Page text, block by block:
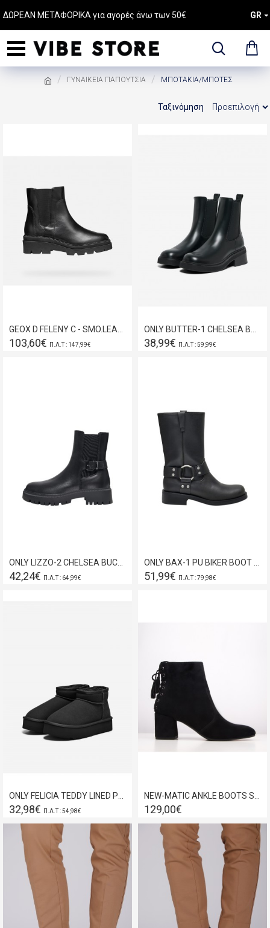
ΔΩΡΕΑΝ ΜΕΤΑΦΟΡΙΚΑ για αγορές άνω των 50€ GR
ΓΥΝΑΙΚΕΙΑ ΠΑΠΟΥΤΣΙΑ ΜΠΟΤΑΚΙΑ/ΜΠΟΤΕΣ
Ταξινόμηση
103,60€ Π.Λ.Τ : 147,99€ 38,99€ Π.Λ.Τ : 59,99€
42,24€ Π.Λ.Τ : 64,99€ 51,99€ Π.Λ.Τ : 79,98€
32,98€ Π.Λ.Τ : 54,98€ 129,00€